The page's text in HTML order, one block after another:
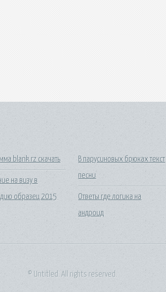
blank rz скачать
на визу в
образец 2015
В парусиновых брюках текст
песни
Ответы где логика на
андроид
© Untitled. All rights reserved.